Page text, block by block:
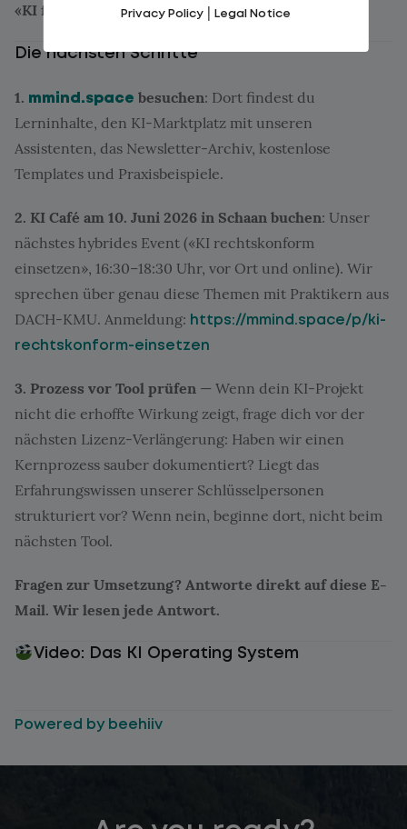
«KI funktioniert».
Die nächsten Schritte
1. mmind.space besuchen: Dort findest du
Lerninhalte, den KI-Marktplatz mit unseren
Assistenten, das Newsletter-Archiv, kostenlose
Templates und Praxisbeispiele.
2. KI Café am 10. Juni 2026 in Schaan buchen: Unser
nächstes hybrides Event («KI rechtskonform
einsetzen», 16:30–18:30 Uhr, vor Ort und online). Wir
sprechen über genau diese Themen mit Praktikern aus
DACH-KMU. Anmeldung: https://mmind.space/p/ki-
rechtskonform-einsetzen
3. Prozess vor Tool prüfen — Wenn dein KI-Projekt
nicht die erhoffte Wirkung zeigt, frage dich vor der
nächsten Lizenz-Verlängerung: Haben wir einen
Kernprozess sauber dokumentiert? Liegt das
Erfahrungswissen unserer Schlüsselpersonen
strukturiert vor? Wenn nein, beginne dort, nicht beim
nächsten Tool.
Fragen zur Umsetzung? Antworte direkt auf diese E-
Mail. Wir lesen jede Antwort.
Video: Das KI Operating System
Powered by beehiiv
Privacy Policy| Legal Notice